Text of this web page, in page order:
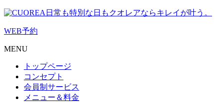
日常も特別な日もクオレアならキレイが叶う。
WEB予約
MENU
トップページ
コンセプト
会員制サービス
メニュー＆料金